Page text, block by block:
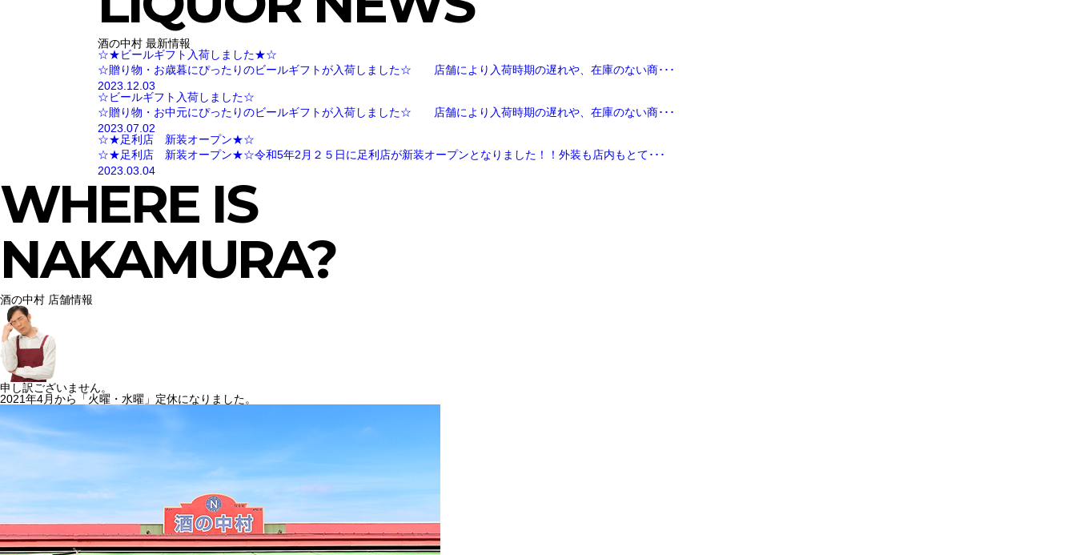
酒の中村 最新情報
☆★ビールギフト入荷しました★☆
☆贈り物・お歳暮にぴったりのビールギフトが入荷しました☆ 店舗により入荷時期の遅れや、在庫のない商･･･
2023.12.03
☆ビールギフト入荷しました☆
☆贈り物・お中元にぴったりのビールギフトが入荷しました☆ 店舗により入荷時期の遅れや、在庫のない商･･･
2023.07.02
☆★足利店 新装オープン★☆
☆★足利店 新装オープン★☆令和5年2月２５日に足利店が新装オープンとなりました！！外装も店内もとて･･･
2023.03.04
WHERE IS
NAKAMURA?
酒の中村 店舗情報
申し訳ございません。
2021年4月から「火曜・水曜」定休になりました。